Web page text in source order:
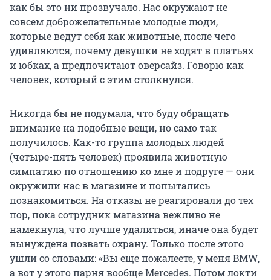
как бы это ни прозвучало. Нас окружают не
совсем доброжелательные молодые люди,
которые ведут себя как животные, после чего
удивляются, почему девушки не ходят в платьях
и юбках, а предпочитают оверсайз. Говорю как
человек, который с этим столкнулся.
Никогда бы не подумала, что буду обращать
внимание на подобные вещи, но само так
получилось. Как-то группа молодых людей
(четыре-пять человек) проявила животную
симпатию по отношению ко мне и подруге — они
окружили нас в магазине и попытались
познакомиться. На отказы не реагировали до тех
пор, пока сотрудник магазина вежливо не
намекнула, что лучше удалиться, иначе она будет
вынуждена позвать охрану. Только после этого
ушли со словами: «Вы еще пожалеете, у меня BMW,
а вот у этого парня вообще Mercedes. Потом локти